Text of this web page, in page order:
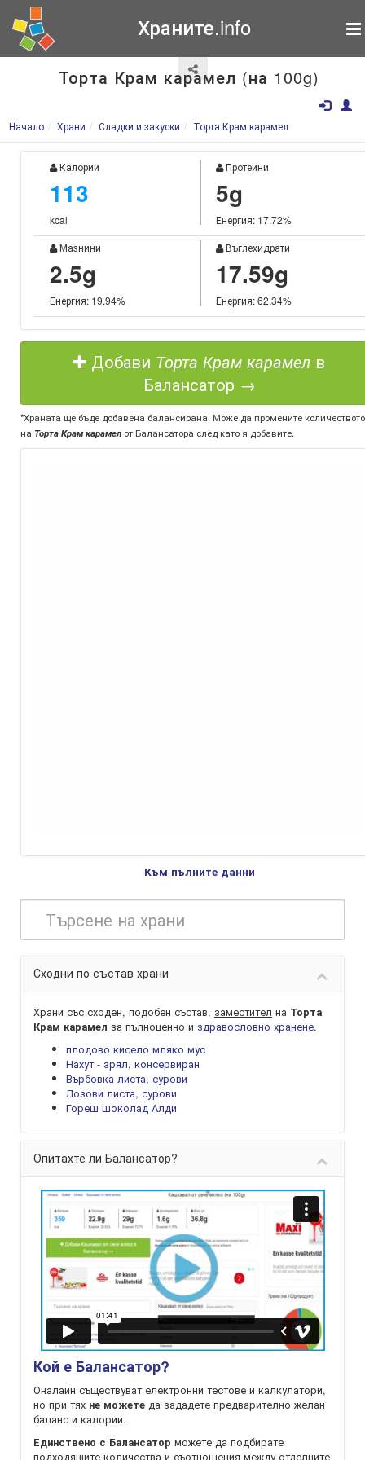
Храните.info
Торта Крам карамел (на 100g)
Начало Храни Сладки и закуски Торта Крам карамел
Калории
113
kcal
Протеини
5g
Енергия: 17.72%
Мазнини
2.5g
Енергия: 19.94%
Въглехидрати
17.59g
Енергия: 62.34%
Добави Торта Крам карамел в
Балансатор →
*Храната ще бъде добавена балансирана. Може да промените количеството
на Торта Крам карамел от Балансатора след като я добавите.
Към пълните данни
Сходни по състав храни
Храни със сходен, подобен състав, заместител на Торта
Крам карамел за пълноценно и здравословно хранене.
плодово кисело мляко мус
Нахут - зрял, консервиран
Върбовка листа, сурови
Лозови листа, сурови
Гореш шоколад Алди
Опитахте ли Балансатор?
Кой е Балансатор?
Оналайн съществуват електронни тестове и калкулатори,
но при тях не можете да зададете предварително желан
баланс и калории.
Единствено с Балансатор можете да подбирате
подходящите количества и съотношения между отделните